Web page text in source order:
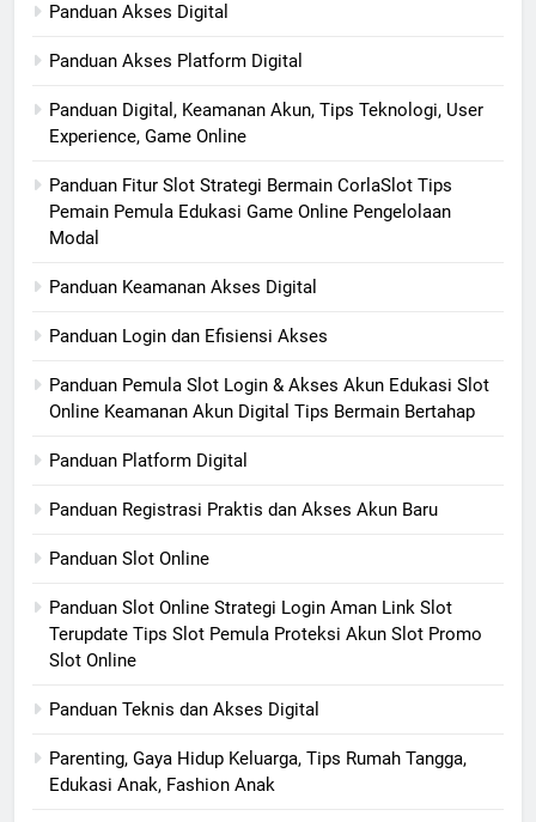
Panduan Akses Digital
Panduan Akses Platform Digital
Panduan Digital, Keamanan Akun, Tips Teknologi, User
Experience, Game Online
Panduan Fitur Slot Strategi Bermain CorlaSlot Tips
Pemain Pemula Edukasi Game Online Pengelolaan
Modal
Panduan Keamanan Akses Digital
Panduan Login dan Efisiensi Akses
Panduan Pemula Slot Login & Akses Akun Edukasi Slot
Online Keamanan Akun Digital Tips Bermain Bertahap
Panduan Platform Digital
Panduan Registrasi Praktis dan Akses Akun Baru
Panduan Slot Online
Panduan Slot Online Strategi Login Aman Link Slot
Terupdate Tips Slot Pemula Proteksi Akun Slot Promo
Slot Online
Panduan Teknis dan Akses Digital
Parenting, Gaya Hidup Keluarga, Tips Rumah Tangga,
Edukasi Anak, Fashion Anak